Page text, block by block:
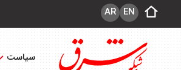
EN
AR
سیاست